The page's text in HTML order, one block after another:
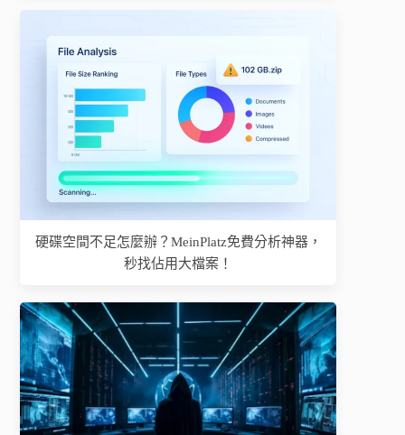
硬碟空間不足怎麼辦？MeinPlatz免費分析神器，
秒找佔用大檔案！